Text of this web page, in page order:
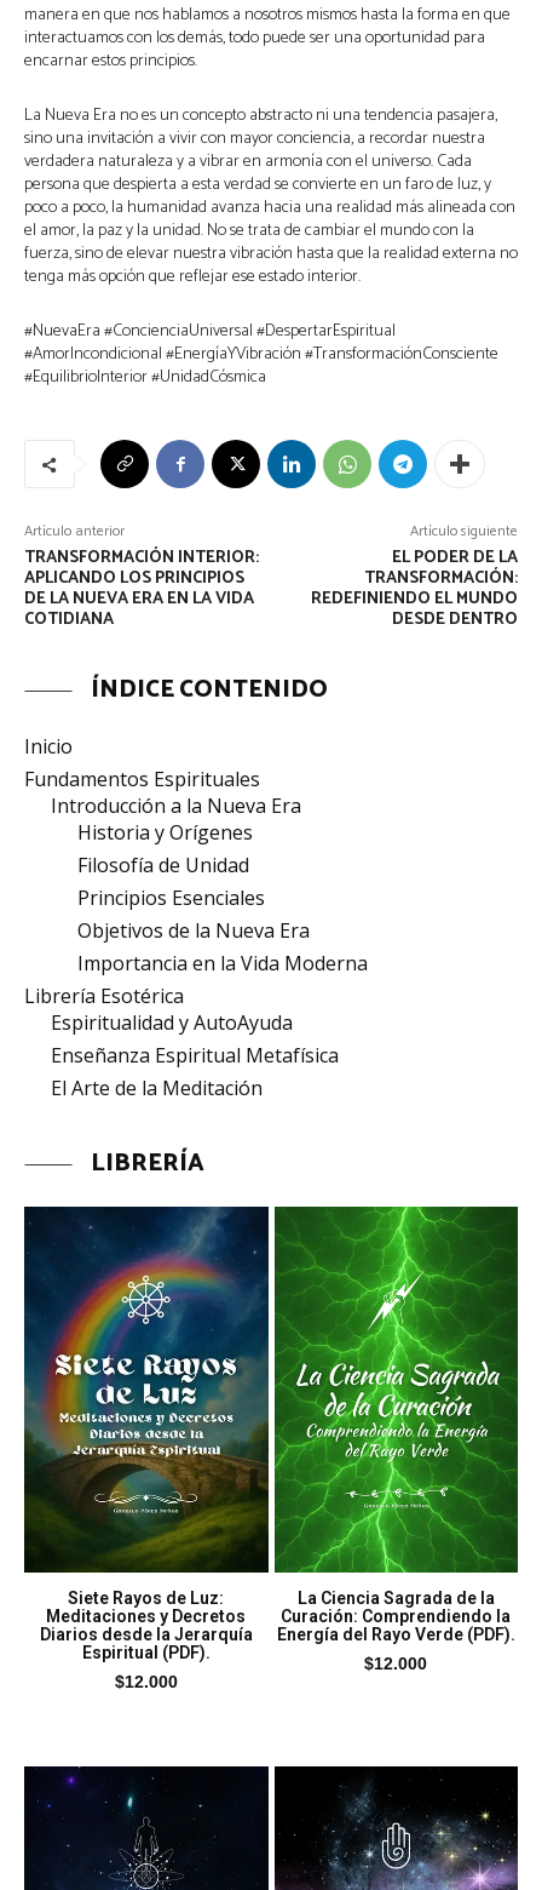
manera en que nos hablamos a nosotros mismos hasta la forma en que
interactuamos con los demás, todo puede ser una oportunidad para
encarnar estos principios.
La Nueva Era no es un concepto abstracto ni una tendencia pasajera,
sino una invitación a vivir con mayor conciencia, a recordar nuestra
verdadera naturaleza y a vibrar en armonía con el universo. Cada
persona que despierta a esta verdad se convierte en un faro de luz, y
poco a poco, la humanidad avanza hacia una realidad más alineada con
el amor, la paz y la unidad. No se trata de cambiar el mundo con la
fuerza, sino de elevar nuestra vibración hasta que la realidad externa no
tenga más opción que reflejar ese estado interior.
#NuevaEra #ConcienciaUniversal #DespertarEspiritual
#AmorIncondicional #EnergíaYVibración #TransformaciónConsciente
#EquilibrioInterior #UnidadCósmica
Artículo anterior
TRANSFORMACIÓN INTERIOR:
APLICANDO LOS PRINCIPIOS
DE LA NUEVA ERA EN LA VIDA
COTIDIANA
Artículo siguiente
EL PODER DE LA
TRANSFORMACIÓN:
REDEFINIENDO EL MUNDO
DESDE DENTRO
ÍNDICE CONTENIDO
Inicio
Fundamentos Espirituales
Introducción a la Nueva Era
Historia y Orígenes
Filosofía de Unidad
Principios Esenciales
Objetivos de la Nueva Era
Importancia en la Vida Moderna
Librería Esotérica
Espiritualidad y AutoAyuda
Enseñanza Espiritual Metafísica
El Arte de la Meditación
LIBRERÍA
Siete Rayos de Luz:
Meditaciones y Decretos
Diarios desde la Jerarquía
Espiritual (PDF).
$12.000
La Ciencia Sagrada de la
Curación: Comprendiendo la
Energía del Rayo Verde (PDF).
$12.000